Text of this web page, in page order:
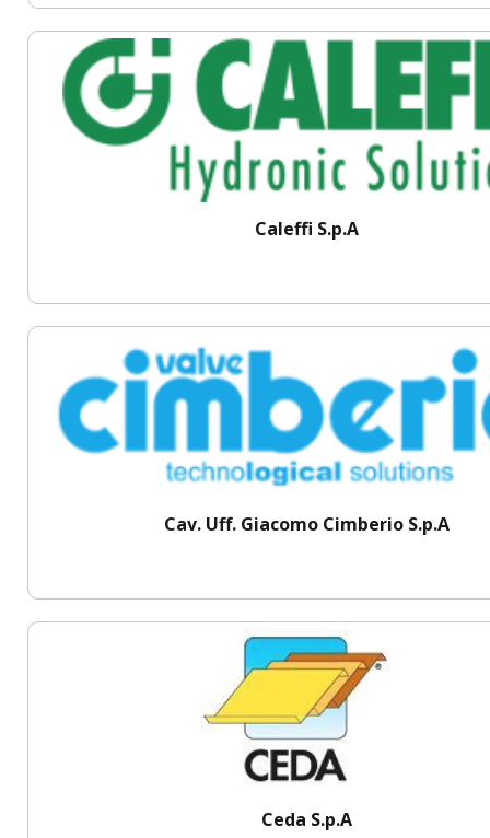
Caleffi S.p.A
Cav. Uff. Giacomo Cimberio S.p.A
Ceda S.p.A